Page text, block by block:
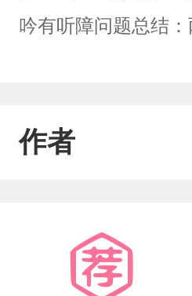
吟有听障问题总结
作者